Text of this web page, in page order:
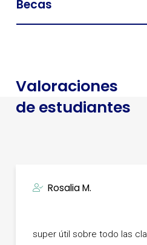
Becas
Valoraciones
de estudiantes
Rosalia M.
super útil sobre todo las